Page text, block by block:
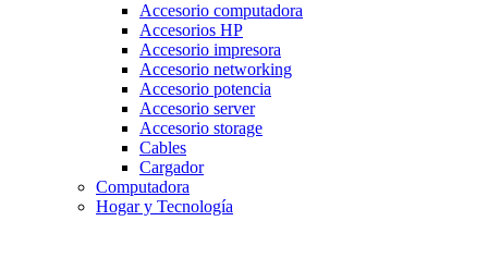
Accesorio computadora
Accesorios HP
Accesorio impresora
Accesorio networking
Accesorio potencia
Accesorio server
Accesorio storage
Cables
Cargador
Computadora
Hogar y Tecnología